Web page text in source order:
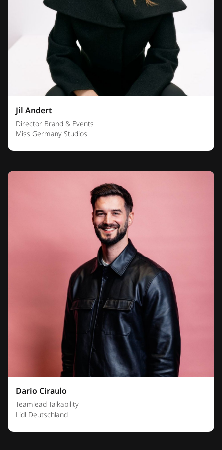
Jil Andert
Director Brand & Events
Miss Germany Studios
Dario Ciraulo
Teamlead Talkability
Lidl Deutschland